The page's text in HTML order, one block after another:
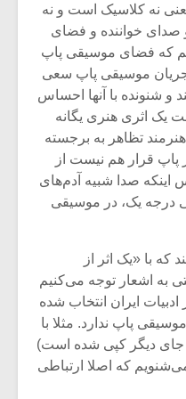
نه کلاسیک است و نه
صدای خواننده و فضای
که فضای موسیقی پاپ
موسیقی پاپ سعی
و شنونده با آنها احساس
یک اثری هنری یگانه
تظاهر به برجسته
پاپ قرار هم نیست از
اینکه صدا شبیه آدم‌های
درجه یک، در موسیقی
که با «یک اثر از
به اشعار توجه می‌کنیم
ایران انتخاب شده
پاپ ندارد. مثلا با
دیگر کپی شده است)
که اصلا ارتباطی
موسیقی